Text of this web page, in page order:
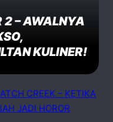
2 – AWALNYA
KULINER!